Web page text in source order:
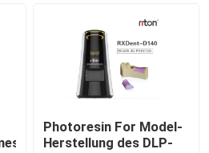
Photoresin For Model-
Herstellung des DLP-